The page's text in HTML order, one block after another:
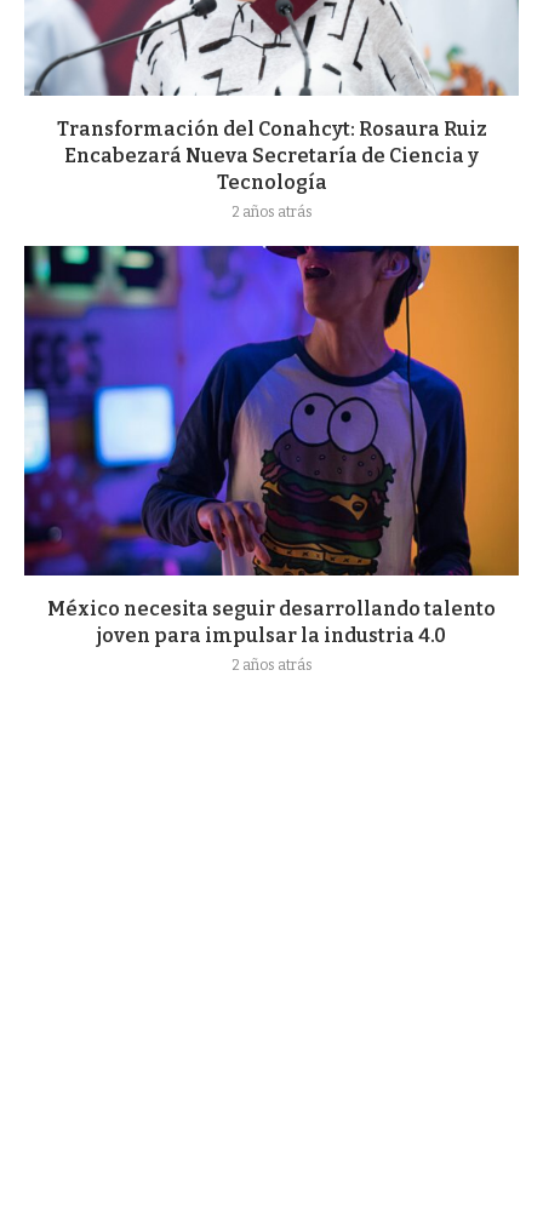
Transformación del Conahcyt: Rosaura Ruiz
Encabezará Nueva Secretaría de Ciencia y
Tecnología
2 años atrás
México necesita seguir desarrollando talento
joven para impulsar la industria 4.0
2 años atrás